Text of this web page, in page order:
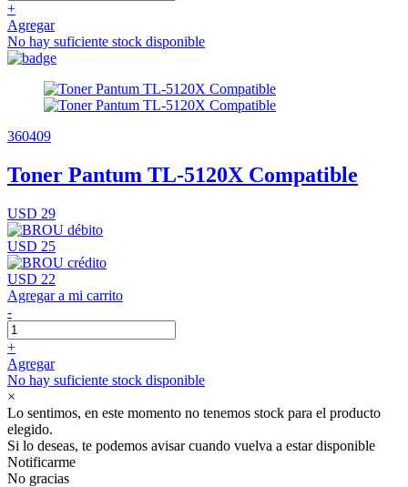
+
Agregar
No hay suficiente stock disponible
360409
Toner Pantum TL-5120X Compatible
USD 29
USD 25
USD 22
Agregar a mi carrito
-
+
Agregar
No hay suficiente stock disponible
×
Lo sentimos, en este momento no tenemos stock para el producto
elegido.
Si lo deseas, te podemos avisar cuando vuelva a estar disponible
Notificarme
No gracias